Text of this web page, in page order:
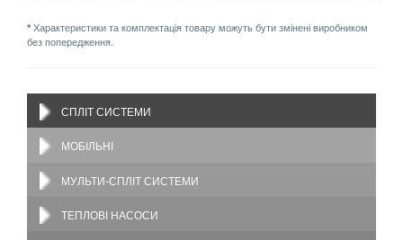
* Характеристики та комплектація товару можуть бути змінені виробником
без попередження.
СПЛІТ СИСТЕМИ
МОБІЛЬНІ
МУЛЬТИ-СПЛІТ СИСТЕМИ
ТЕПЛОВІ НАСОСИ